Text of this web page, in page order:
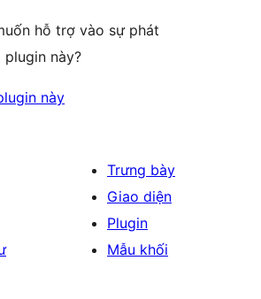
hỗ trợ vào sự phát
plugin này?
này
Trưng bày
Giao diện
Plugin
Mẫu khối